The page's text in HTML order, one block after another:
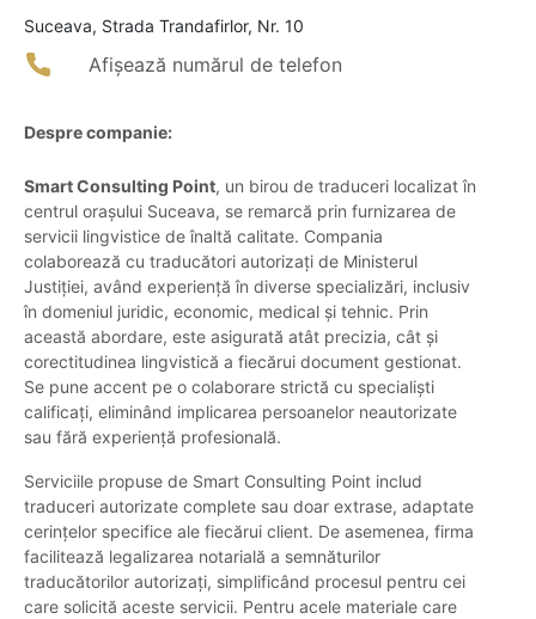
Suceava, Strada Trandafirlor, Nr. 10
Afișează numărul de telefon
Despre companie:
Smart Consulting Point, un birou de traduceri localizat în
centrul orașului Suceava, se remarcă prin furnizarea de
servicii lingvistice de înaltă calitate. Compania
colaborează cu traducători autorizați de Ministerul
Justiției, având experiență în diverse specializări, inclusiv
în domeniul juridic, economic, medical și tehnic. Prin
această abordare, este asigurată atât precizia, cât și
corectitudinea lingvistică a fiecărui document gestionat.
Se pune accent pe o colaborare strictă cu specialiști
calificați, eliminând implicarea persoanelor neautorizate
sau fără experiență profesională.
Serviciile propuse de Smart Consulting Point includ
traduceri autorizate complete sau doar extrase, adaptate
cerințelor specifice ale fiecărui client. De asemenea, firma
facilitează legalizarea notarială a semnăturilor
traducătorilor autorizați, simplificând procesul pentru cei
care solicită aceste servicii. Pentru acele materiale care